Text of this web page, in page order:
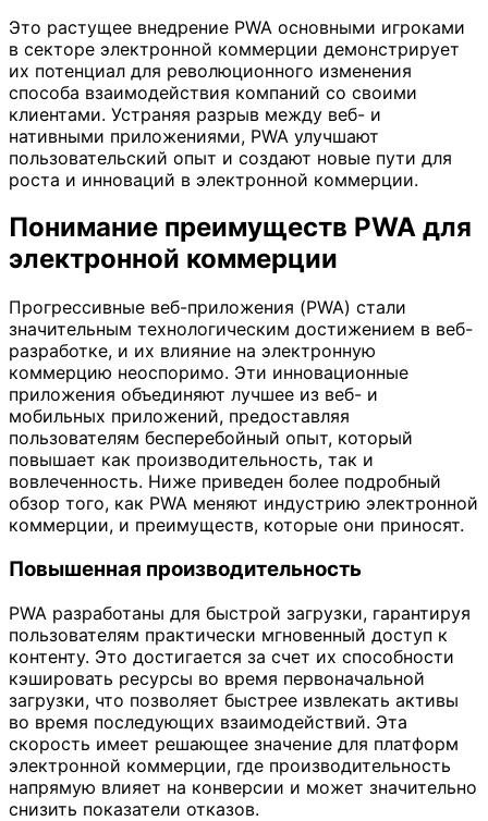
Это растущее внедрение PWA основными игроками
в секторе электронной коммерции демонстрирует
их потенциал для революционного изменения
способа взаимодействия компаний со своими
клиентами. Устраняя разрыв между веб- и
нативными приложениями, PWA улучшают
пользовательский опыт и создают новые пути для
роста и инноваций в электронной коммерции.
Понимание преимуществ PWA для
электронной коммерции
Прогрессивные веб-приложения (PWA) стали
значительным технологическим достижением в веб-
разработке, и их влияние на электронную
коммерцию неоспоримо. Эти инновационные
приложения объединяют лучшее из веб- и
мобильных приложений, предоставляя
пользователям бесперебойный опыт, который
повышает как производительность, так и
вовлеченность. Ниже приведен более подробный
обзор того, как PWA меняют индустрию электронной
коммерции, и преимуществ, которые они приносят.
Повышенная производительность
PWA разработаны для быстрой загрузки, гарантируя
пользователям практически мгновенный доступ к
контенту. Это достигается за счет их способности
кэшировать ресурсы во время первоначальной
загрузки, что позволяет быстрее извлекать активы
во время последующих взаимодействий. Эта
скорость имеет решающее значение для платформ
электронной коммерции, где производительность
напрямую влияет на конверсии и может значительно
снизить показатели отказов.